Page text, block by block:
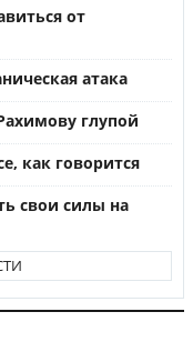
от
атака
глупой
как говорится
свои силы на